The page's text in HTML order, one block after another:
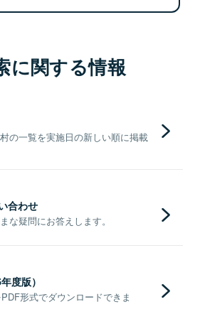
に関する情報
の一覧を実施日の新しい順に掲載
合わせ
な疑問にお答えします。
度版）
形式でダウンロードできま